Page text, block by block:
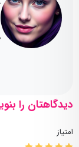
دیدگاهتان را
امتیاز